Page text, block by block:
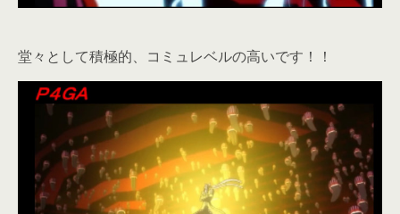
堂々として積極的、コミュレベルの高いです！！